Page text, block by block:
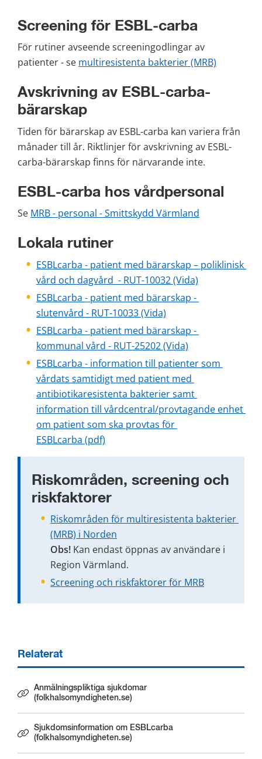
Screening för ESBL-carba
För rutiner avseende screeningodlingar av
patienter - se multiresistenta bakterier (MRB)
Avskrivning av ESBL-carba-
bärarskap
Tiden för bärarskap av ESBL-carba kan variera från
månader till år. Riktlinjer för avskrivning av ESBL-
carba-bärarskap finns för närvarande inte.
ESBL-carba hos vårdpersonal
Se MRB - personal - Smittskydd Värmland
Lokala rutiner
ESBLcarba - patient med bärarskap – poliklinisk
vård och dagvård  - RUT-10032 (Vida)
ESBLcarba - patient med bärarskap -
slutenvård - RUT-10033 (Vida)
ESBLcarba - patient med bärarskap -
kommunal vård - RUT-25202 (Vida)
ESBLcarba - information till patienter som
vårdats samtidigt med patient med
antibiotikaresistenta bakterier samt
information till vårdcentral/provtagande enhet
om patient som ska provtas för
ESBLcarba (pdf)
Riskområden, screening och
riskfaktorer
Riskområden för multiresistenta bakterier
(MRB) i Norden
Obs! Kan endast öppnas av användare i
Region Värmland.
Screening och riskfaktorer för MRB
Relaterat
Anmälningspliktiga sjukdomar
(folkhalsomyndigheten.se)
Länk till annan webbplats.
Sjukdomsinformation om ESBLcarba
(folkhalsomyndigheten.se)
Länk till annan webbplats.